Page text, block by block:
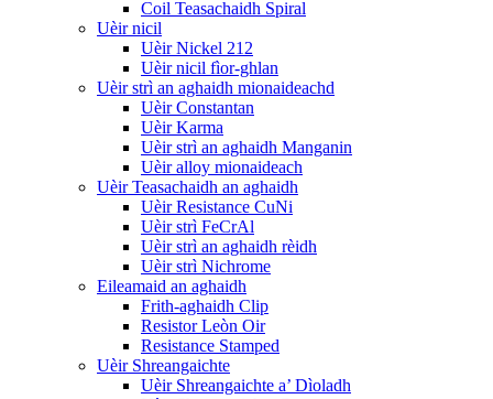
Coil Teasachaidh Spiral
Uèir nicil
Uèir Nickel 212
Uèir nicil fìor-ghlan
Uèir strì an aghaidh mionaideachd
Uèir Constantan
Uèir Karma
Uèir strì an aghaidh Manganin
Uèir alloy mionaideach
Uèir Teasachaidh an aghaidh
Uèir Resistance CuNi
Uèir strì FeCrAl
Uèir strì an aghaidh rèidh
Uèir strì Nichrome
Eileamaid an aghaidh
Frith-aghaidh Clip
Resistor Leòn Oir
Resistance Stamped
Uèir Shreangaichte
Uèir Shreangaichte a’ Dìoladh